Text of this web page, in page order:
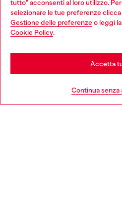
tutto" acconsenti al loro utilizzo.
selezionare le tue preferenze clicca
Gestione delle preferenzeo leggi
Cookie Policy.
Continua
Accetta
Choose your location
You are currently browsing Italia
be based in United States